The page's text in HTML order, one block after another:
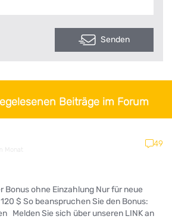
Senden
Beiträge im Forum
Monat
49
Bonus ohne Einzahlung Nur für neue
$ So beanspruchen Sie den Bonus:
Melden Sie sich über unseren LINK an